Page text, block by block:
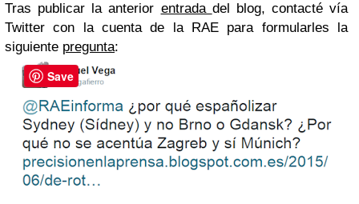
Tras publicar la anterior entrada del blog, contacté vía
Twitter con la cuenta de la RAE para formularles la
siguiente pregunta:
Save